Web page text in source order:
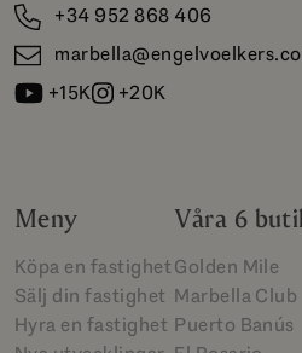
+34 952 868 406
+15K
+20K
Meny
Köpa en fastighet
Sälj din fastighet
Hyra en fastighet
Våra 6
Golden Mile
Marbella Club
Puerto Banús